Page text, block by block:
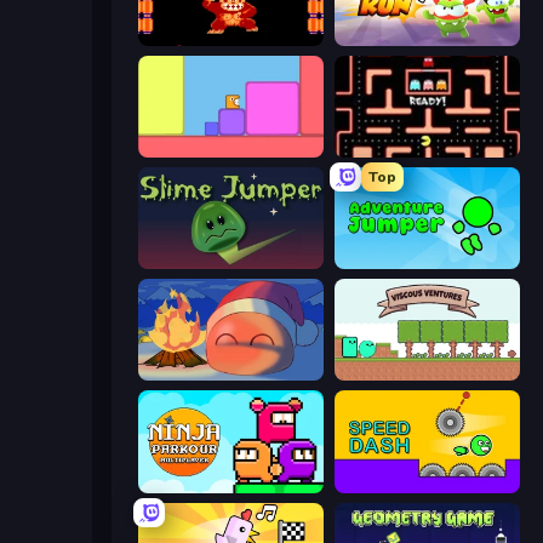
Donkey Kong Returns Om Nom: Run
Pacman
Slime Jumper
Top
Adventure Jumper
FireBlob Winter Viscous Ventures
Ninja Parkour Multiplayer